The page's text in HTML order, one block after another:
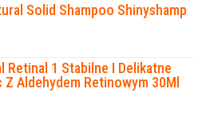
Solid Shampoo Shinyshamp
Retinal 1 Stabilne I Delikatne
Z Aldehydem Retinowym 30Ml